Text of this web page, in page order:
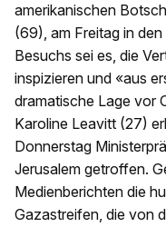
amerikanischen
(69), am Freitag in
Besuchs sei es, die
inspizieren und «aus
dramatische Lage vor
Karoline Leavitt (27)
Donnerstag
Jerusalem getroffen.
Medienberichten die
Gazastreifen, die von